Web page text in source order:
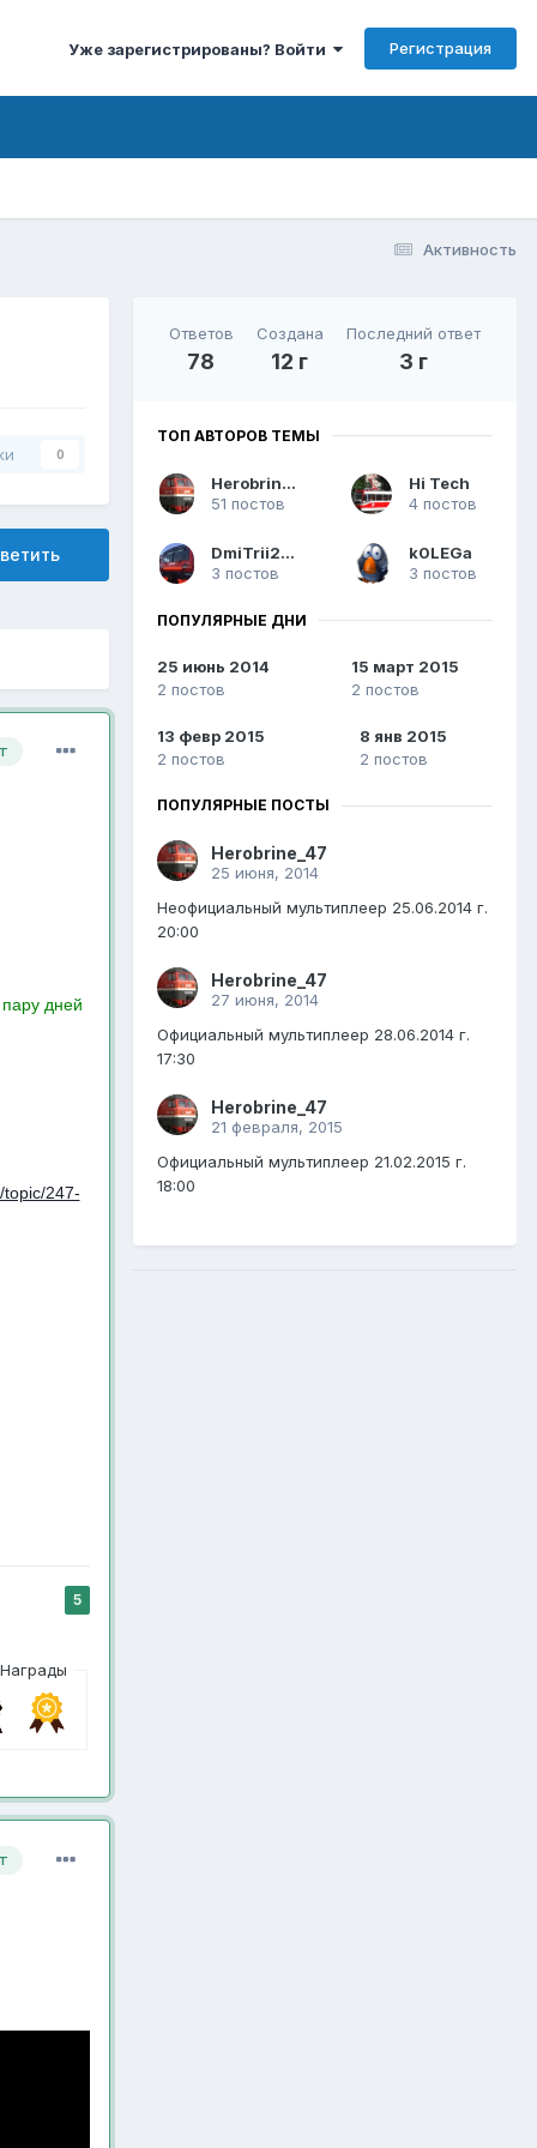
Уже зарегистрированы? Войти Регистрация
Активность
0
дней
247-
5
Награды
Ответов
78
Создана
12 г
Последний ответ
3 г
ТОП АВТОРОВ ТЕМЫ
Herobrine_47
51 постов
Hi Tech
4 постов
DmiTrii21551
3 постов
k0LEGa
3 постов
ПОПУЛЯРНЫЕ ДНИ
25 июнь 2014
2 постов
15 март 2015
2 постов
13 февр 2015
2 постов
8 янв 2015
2 постов
ПОПУЛЯРНЫЕ ПОСТЫ
Herobrine_47
25 июня, 2014
Неофициальный мультиплеер 25.06.2014 г.
20:00
Herobrine_47
27 июня, 2014
Официальный мультиплеер 28.06.2014 г.
17:30
Herobrine_47
21 февраля, 2015
Официальный мультиплеер 21.02.2015 г.
18:00